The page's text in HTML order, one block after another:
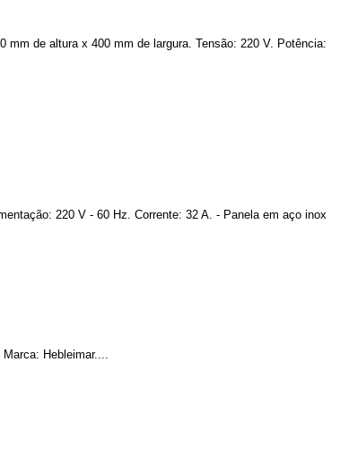
de altura x 400 mm de largura. Tensão: 220 V. Potência:
220 V - 60 Hz. Corrente: 32 A. - Panela em aço inox
Hebleimar....